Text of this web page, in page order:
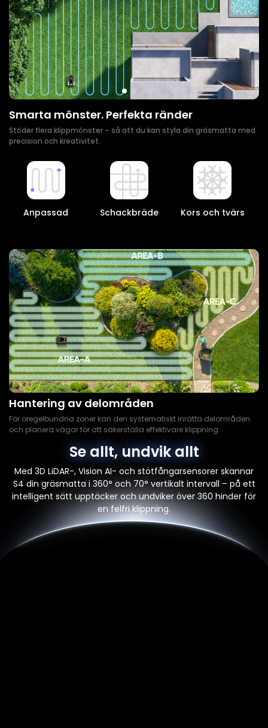
Smarta mönster. Perfekta ränder
Stöder flera klippmönster – så att du kan styla din gräsmatta med
precision och kreativitet.
Anpassad Schackbräde Kors och tvärs
Hantering av delområden
För oregelbundna zoner kan den systematiskt inrätta delområden
och planera vägar för att säkerställa effektivare klippning.
Se allt, undvik allt
Med 3D LiDAR-, Vision AI- och stötfångarsensorer skannar
S4 din gräsmatta i 360° och 70° vertikalt intervall – på ett
intelligent sätt upptäcker och undviker över 360 hinder för
en felfri klippning.